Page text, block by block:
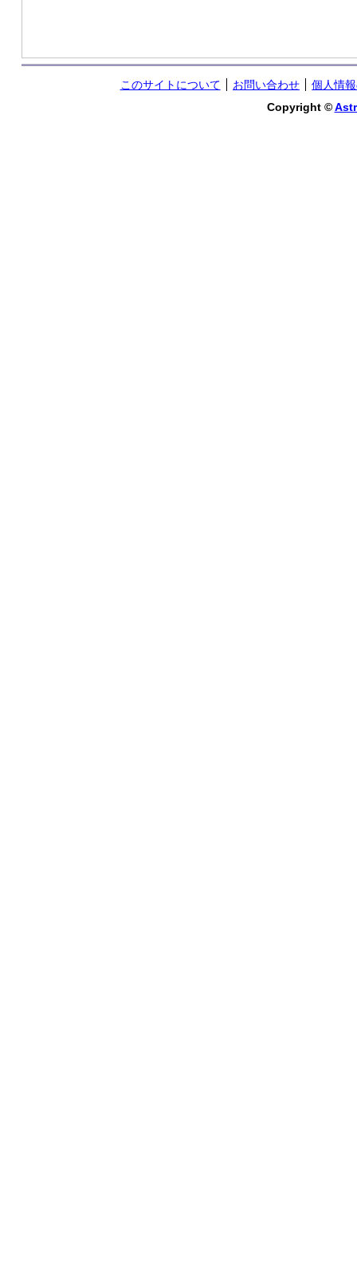
このサイトについて お問い合わせ
個人情
Copyright ©